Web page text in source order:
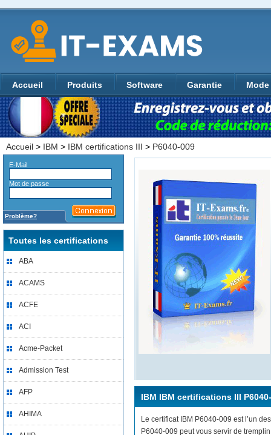
Accueil Produits Software Garantie
Accueil > IBM > IBM certifications III > P6040-009
E-Mail
Mot de passe
Problème?
Toutes les certifications
ABA
ACAMS
ACFE
ACI
Acme-Packet
Admission Test
AFP
AHIMA
IBM IBM certifications III
Le certificat IBM P6040-009 est l’un
P6040-009 peut vous servir de